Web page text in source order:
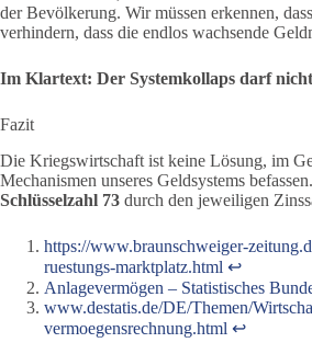
der Bevölkerung. Wir müssen erkennen,
verhindern, dass die endlos wachsende
Im Klartext: Der Systemkollaps darf
Fazit
Die Kriegswirtschaft ist keine Lösung, im
Mechanismen unseres Geldsystems
Schlüsselzahl 73 durch den jeweiligen
https://www.braunschweiger-
ruestungs-marktplatz.html ↩︎
Anlagevermögen – Statistisches
www.destatis.de/DE/Themen/
vermoegensrechnung.html ↩︎